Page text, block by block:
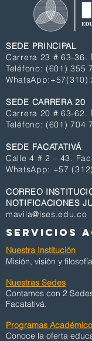
SEDE PRINCIPAL
Carrera 23 # 63-36.
Teléfono: (601) 355
WhatsApp:+57(310)
SEDE CARRERA 20
Carrera 20 # 63-62.
Teléfono: (601)704
SEDE FACATATIVÁ
Calle 4 # 2 – 43.
WhatsApp: +57
CORREO
NOTIFICACIONES
mavila@ises.edu.co
SERVICIOS
Nuestra Institución
Misión, visión y
Nuestras Sedes
Contamos con 2
Facatativá.
Programas
Conoce la oferta